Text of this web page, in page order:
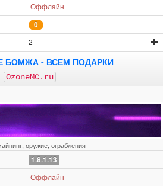
Оффлайн
0
2
БОМЖА - ВСЕМ ПОДАРКИ
OzoneMC.ru
оружие, ограбления
1.8.1.13
Оффлайн